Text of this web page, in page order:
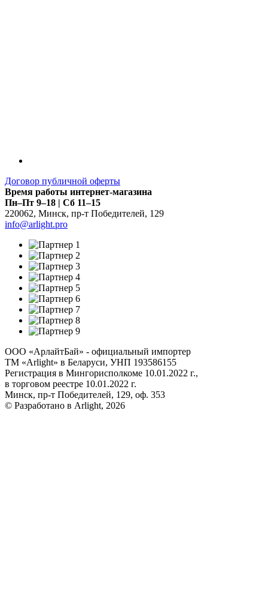
Договор публичной оферты
Время работы интернет-магазина
Пн–Пт 9–18 | Сб 11–15
220062, Минск, пр-т Победителей, 129
info@arlight.pro
ООО «АрлайтБай» - официальный импортер
ТМ «Arlight» в Беларуси, УНП 193586155
Регистрация в Мингорисполкоме 10.01.2022 г.,
в торговом реестре 10.01.2022 г.
Минск, пр-т Победителей, 129, оф. 353
© Разработано в Arlight, 2026